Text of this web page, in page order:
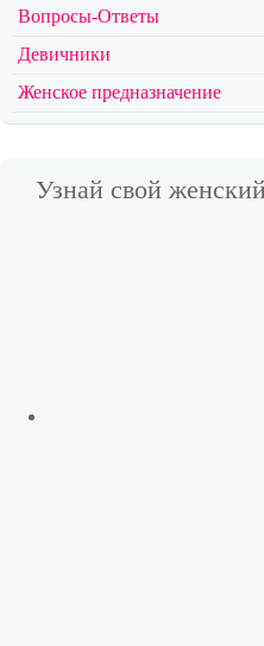
Вопросы-Ответы
Девичники
Женское предназначение
Узнай свой